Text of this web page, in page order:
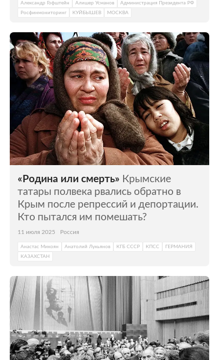
Александр Гофштейн Алишер Усманов
Администрация Президента РФ
Росфинмониторинг
КУЙБЫШЕВ МОСКВА
«Родина или смерть» Крымские
татары полвека рвались обратно в
Крым после репрессий и депортации.
Кто пытался им помешать?
11 июля 2025 Россия
Анастас Микоян Анатолий Лукьянов КГБ СССР КПСС
ГЕРМАНИЯ
КАЗАХСТАН